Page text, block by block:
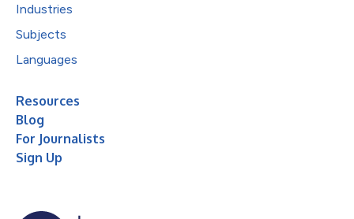
Industries
Subjects
Languages
Resources
Blog
For Journalists
Sign Up